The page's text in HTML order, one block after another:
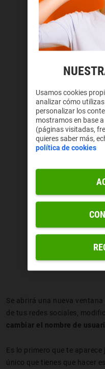
Se abrirá una nueva
de tus redes sociales,
cambiar el nombre de
Es lo primero que te
único que tienes que hacer es
Usamos cookies
analizar cómo
personalizar los
mostramos en base
(páginas visitadas,
quieres saber más,
política de cookies